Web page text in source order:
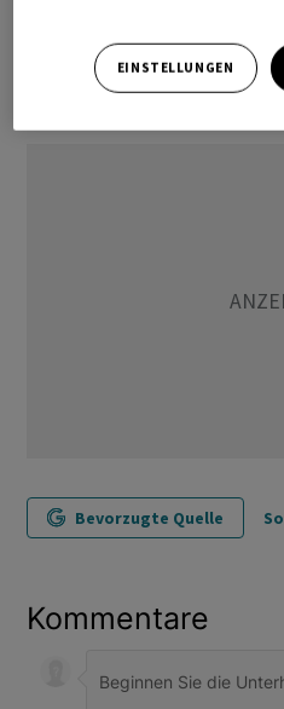
Schattenflotte zu gehören./
Bevorzugte Quelle
Kommentare
EINSTELLUNGEN